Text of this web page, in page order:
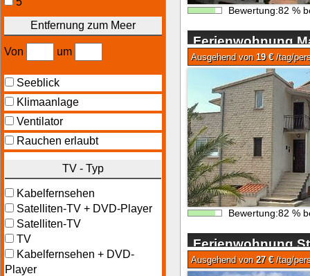
Entfernung zum Meer
Von um
Seeblick
Klimaanlage
Ventilator
Rauchen erlaubt
TV - Typ
Kabelfernsehen
Satelliten-TV + DVD-Player
Satelliten-TV
TV
Kabelfernsehen + DVD-
Player
Bewertung:82 %
Ferienwohnung
Makarska
Ausgehend von 19 €/tag/
Bewertung:82 %
Ferienwohnung
Makarska
Ausgehend von 27 €/tag/